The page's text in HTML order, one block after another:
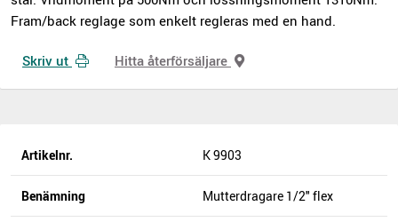
Fram/back reglage som enkelt regleras med en hand.
Skriv ut Hitta återförsäljare
Artikelnr. K 9903
Benämning Mutterdragare 1/2" flex